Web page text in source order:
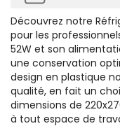
Découvrez notre
pour les
52W et son
une conservation
design en plastique
qualité, en fait un
dimensions de
à tout espace de